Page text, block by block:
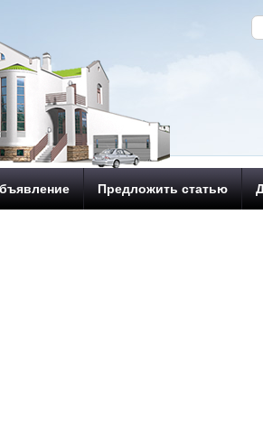
Предложить статью